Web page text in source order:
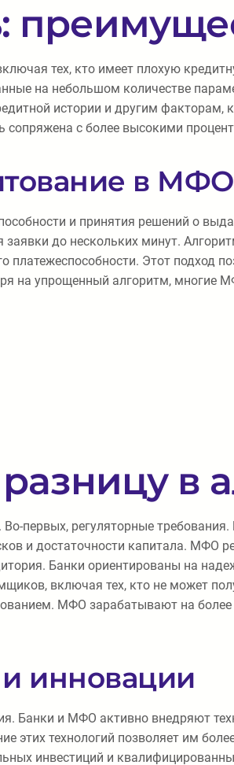
тех, кто имеет плохую
на небольшом количестве
истории и другим
с более высокими
в МФО
и принятия решений о
заявки до нескольких минут.
платежеспособности. Этот подход
на упрощенный алгоритм, многие
в
первых, регуляторные
и достаточности капитала. МФО
Банки ориентированы на
включая тех, кто не может
МФО зарабатывают на
инновации
Банки и МФО активно внедряют
этих технологий позволяет им
инвестиций и